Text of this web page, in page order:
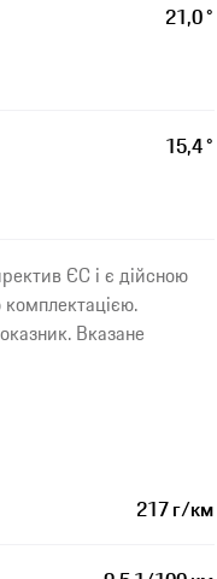
21,0 °
15,4 °
ЄС і є дійсною
комплектацією.
Вказане
217 г/км